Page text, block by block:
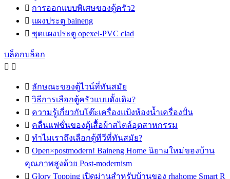
 การออกแบบพิเศษของตู้ครัว2
 แผงประตู baineng
 ชุดแผงประตู opexel-PVC clad
บล็อกบล็อก
 
 ลักษณะของตู้ไวน์ที่ทันสมัย
 วิธีการเลือกตู้ครัวแบบดั้งเดิม?
 ความรู้เกี่ยวกับโต๊ะเครื่องแป้งห้องน้ำเครื่องปั่น
 คลื่นแฟชั่นของตู้เสื้อผ้าสไตล์อุตสาหกรรม
 ทำไมเราถึงเลือกตู้ทีวีที่ทันสมัย?
 Open×postmodern! Baineng Home นิยามใหม่ของบ้าน
คุณภาพสูงด้วย Post-modernism
 Glory Topping เปิดม่านสำหรับบ้านของ rhahome Smart R